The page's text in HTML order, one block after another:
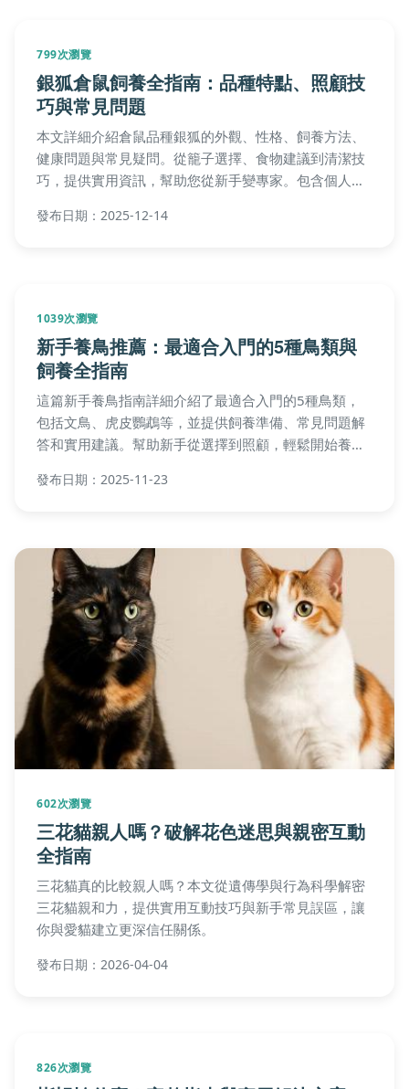
799次瀏覽
銀狐倉鼠飼養全指南：品種特點、照顧技
巧與常見問題
本文詳細介紹倉鼠品種銀狐的外觀、性格、飼養方法、
健康問題與常見疑問。從籠子選擇、食物建議到清潔技
巧，提供實用資訊，幫助您從新手變專家。包含個人經
發布日期：2025-12-14
1039次瀏覽
新手養鳥推薦：最適合入門的5種鳥類與
飼養全指南
這篇新手養鳥指南詳細介紹了最適合入門的5種鳥類，
包括文鳥、虎皮鸚鵡等，並提供飼養準備、常見問題解
答和實用建議。幫助新手從選擇到照顧，輕鬆開始養鳥
發布日期：2025-11-23
602次瀏覽
三花貓親人嗎？破解花色迷思與親密互動
全指南
三花貓真的比較親人嗎？本文從遺傳學與行為科學解密
三花貓親和力，提供實用互動技巧與新手常見誤區，讓
你與愛貓建立更深信任關係。
發布日期：2026-04-04
826次瀏覽